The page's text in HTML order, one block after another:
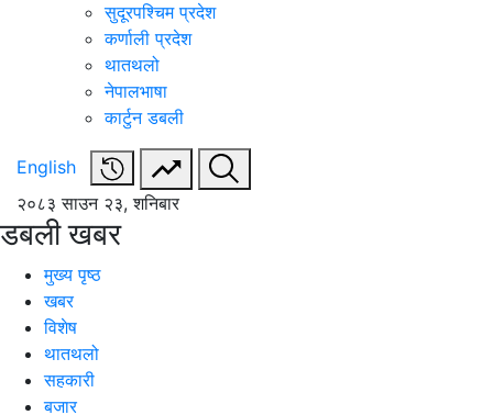
सुदूरपश्चिम प्रदेश
कर्णाली प्रदेश
थातथलो
नेपालभाषा
कार्टुन डबली
English
२०८३ साउन २३, शनिबार
डबली खबर
मुख्य पृष्ठ
खबर
विशेष
थातथलो
सहकारी
बजार